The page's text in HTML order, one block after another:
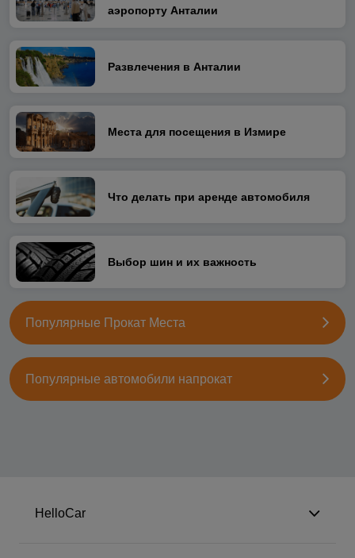
аэропорту Анталии
Развлечения в Анталии
Места для посещения в Измире
Что делать при аренде автомобиля
Выбор шин и их важность
Популярные Прокат Места
Популярные автомобили напрокат
HelloCar